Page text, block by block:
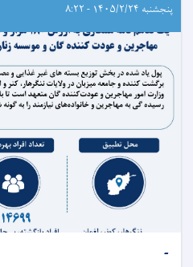
پنجشنبه ۱۴۰۵/۲/۲۴ - ۸:۲۲
-